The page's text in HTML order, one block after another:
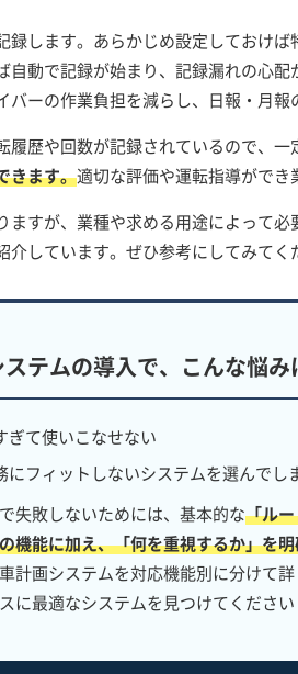
録します。あらかじめ設定しておけ
自動で記録が始まり、記録漏れの心
ーの作業負担を減らし、日報・月報
歴や回数が記録されているので、一
きます。適切な評価や運転指導ができ
ますが、業種や求める用途によって
しています。ぜひ参考にしてみてく
テムの導入で、 こんな悩
ぎて使いこなせない
にフィットしないシステムを選んで
失敗しないためには、基本的な「ル
機能に加え、「何を重視するか」を
計画システムを対応機能別に分けて
に最適なシステムを見つけてください